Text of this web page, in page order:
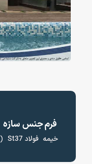
فرم
خیمه
جنس سازه
فولاد St37 (PES-PVC (Anti-UV